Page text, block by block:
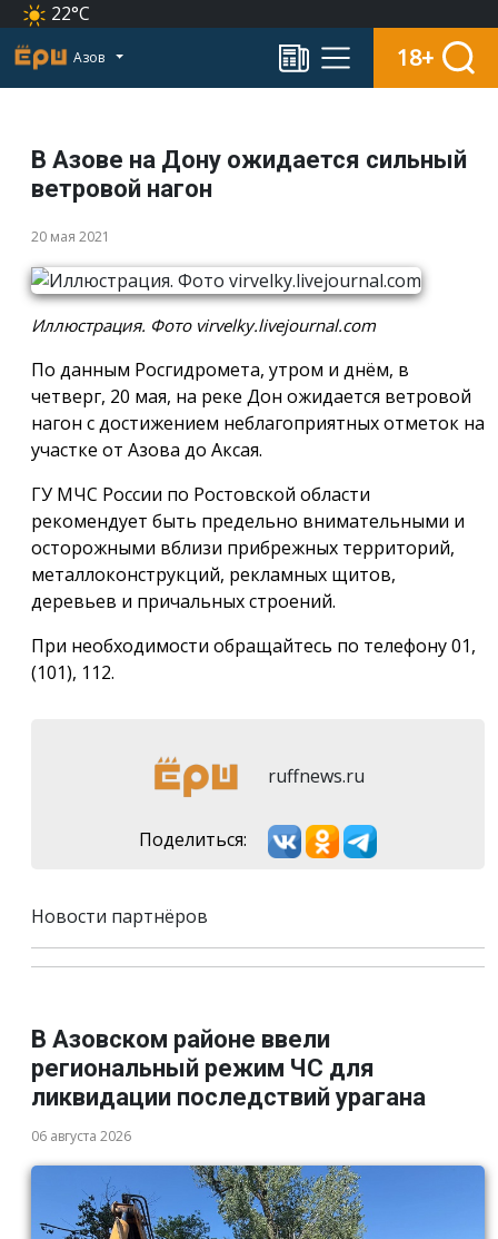
22°C
Азов 18+
В Азове на Дону ожидается сильный
ветровой нагон
20 мая 2021
Иллюстрация. Фото virvelky.livejournal.com
По данным Росгидромета, утром и днём, в
четверг, 20 мая, на реке Дон ожидается ветровой
нагон с достижением неблагоприятных отметок на
участке от Азова до Аксая.
ГУ МЧС России по Ростовской области
рекомендует быть предельно внимательными и
осторожными вблизи прибрежных территорий,
металлоконструкций, рекламных щитов,
деревьев и причальных строений.
При необходимости обращайтесь по телефону 01,
(101), 112.
ruffnews.ru
Поделиться:
Новости партнёров
В Азовском районе ввели
региональный режим ЧС для
ликвидации последствий урагана
06 августа 2026